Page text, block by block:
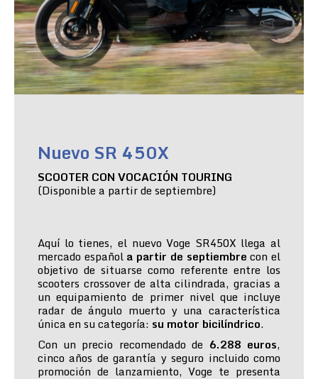
Nuevo SR 450X
SCOOTER CON VOCACIÓN TOURING
(Disponible a partir de septiembre)
Aquí lo tienes, el nuevo Voge SR450X llega al
mercado español a partir de septiembre con el
objetivo de situarse como referente entre los
scooters crossover de alta cilindrada, gracias a
un equipamiento de primer nivel que incluye
radar de ángulo muerto y una característica
única en su categoría: su motor bicilíndrico.
Con un precio recomendado de 6.288 euros,
cinco años de garantía y seguro incluido como
promoción de lanzamiento, Voge te presenta